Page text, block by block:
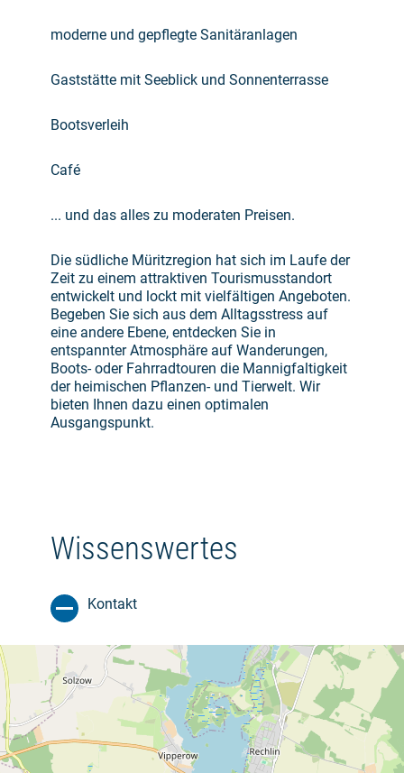
moderne und gepflegte Sanitäranlagen
Gaststätte mit Seeblick und Sonnenterrasse
Bootsverleih
Café
... und das alles zu moderaten Preisen.
Die südliche Müritzregion hat sich im Laufe der
Zeit zu einem attraktiven Tourismusstandort
entwickelt und lockt mit vielfältigen Angeboten.
Begeben Sie sich aus dem Alltagsstress auf
eine andere Ebene, entdecken Sie in
entspannter Atmosphäre auf Wanderungen,
Boots- oder Fahrradtouren die Mannigfaltigkeit
der heimischen Pflanzen- und Tierwelt. Wir
bieten Ihnen dazu einen optimalen
Ausgangspunkt.
Wissenswertes
Kontakt